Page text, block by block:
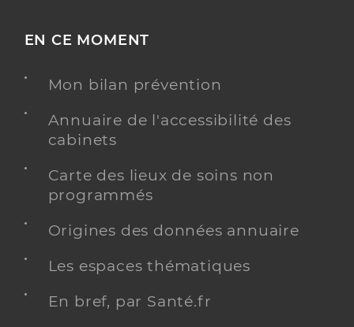
EN CE MOMENT
Mon bilan prévention
Annuaire de l'accessibilité des
cabinets
Carte des lieux de soins non
programmés
Origines des données annuaire
Les espaces thématiques
En bref, par Santé.fr